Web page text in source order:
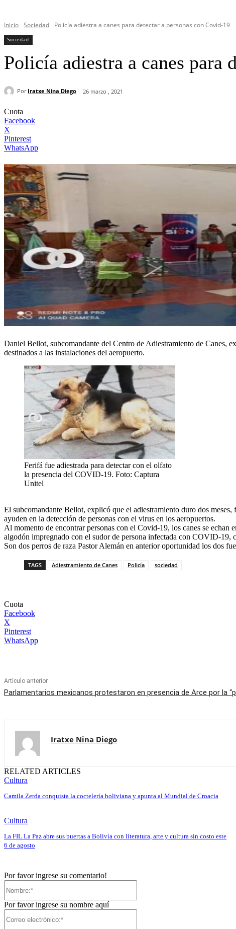
Inicio Sociedad Policía adiestra a canes para detectar a personas con Covid-19
Sociedad
Policía adiestra a canes para
Por Iratxe Nina Diego 26 marzo , 2021
Cuota
Facebook
X
Pinterest
WhatsApp
Daniel Bellot, subcomandante del Centro de Adiestramiento de Canes,
destinados a las instalaciones del aeropuerto.
Ferifá fue adiestrada para detectar con el olfato
la presencia del COVID-19. Foto: Captura
Unitel
El subcomandante Bellot, explicó que el adiestramiento duro dos
ayuden en la detección de personas con el virus en los aeropuertos.
Al momento de encontrar personas con el Covid-19, los canes se
algodón impregnado con el sudor de persona infectada con COVID-19,
Son dos perros de raza Pastor Alemán en anterior oportunidad los dos
TAGS Adiestramiento de Canes Policía sociedad
Cuota
Facebook
X
Pinterest
WhatsApp
Artículo anterior
Parlamentarios mexicanos protestaron en presencia de Arce por la
Iratxe Nina Diego
RELATED ARTICLES
Cultura
Camila Zerda conquista la coctelería boliviana y apunta al Mundial de Croacia
Cultura
La FIL La Paz abre sus puertas a Bolivia con literatura, arte y cultura sin costo este
6 de agosto
Por favor ingrese su comentario!
Por favor ingrese su nombre aquí